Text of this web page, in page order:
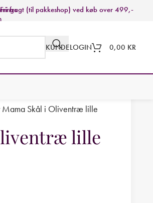
fragt (til pakkeshop) ved køb over 499,-
KUNDELOGIN 0,00 KR
Skål i Oliventræ lille
lille